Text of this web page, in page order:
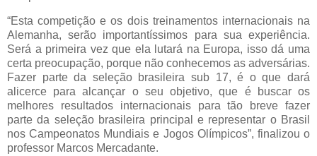
“Esta competição e os dois treinamentos internacionais na
Alemanha, serão importantíssimos para sua experiência.
Será a primeira vez que ela lutará na Europa, isso dá uma
certa preocupação, porque não conhecemos as adversárias.
Fazer parte da seleção brasileira sub 17, é o que dará
alicerce para alcançar o seu objetivo, que é buscar os
melhores resultados internacionais para tão breve fazer
parte da seleção brasileira principal e representar o Brasil
nos Campeonatos Mundiais e Jogos Olímpicos”, finalizou o
professor Marcos Mercadante.